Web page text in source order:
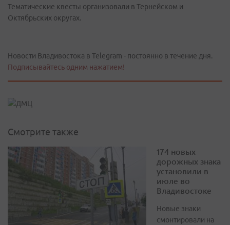
Тематические квесты организовали в Тернейском и
Октябрьских округах.
Новости Владивостока в Telegram - постоянно в течение дня.
Подписывайтесь одним нажатием!
Смотрите также
174 новых
дорожных знака
установили в
июле во
Владивостоке
Новые знаки
смонтировали на